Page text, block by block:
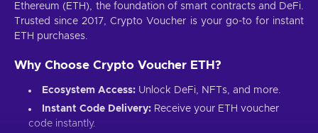
Ethereum (ETH), the foundation of smart contracts and DeFi.
Trusted since 2017, Crypto Voucher is your go-to for instant
ETH purchases.
Why Choose Crypto Voucher ETH?
Ecosystem Access: Unlock DeFi, NFTs, and more.
Instant Code Delivery: Receive your ETH voucher
code instantly.